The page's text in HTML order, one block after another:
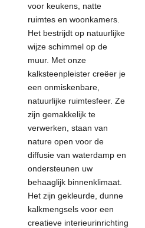
voor keukens, natte
ruimtes en woonkamers.
Het bestrijdt op natuurlijke
wijze schimmel op de
muur. Met onze
kalksteenpleister creëer je
een onmiskenbare,
natuurlijke ruimtesfeer. Ze
zijn gemakkelijk te
verwerken, staan ​​van
nature open voor de
diffusie van waterdamp en
ondersteunen uw
behaaglijk binnenklimaat.
Het zijn gekleurde, dunne
kalkmengsels voor een
creatieve interieurinrichting